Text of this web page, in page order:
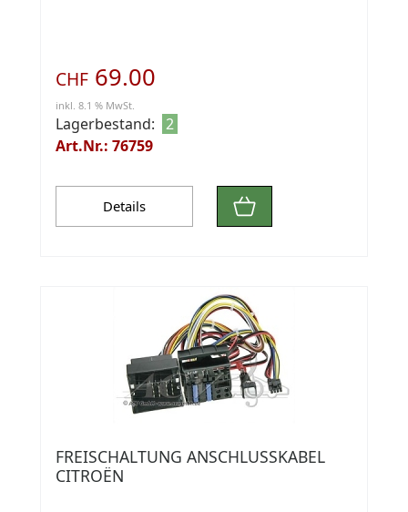
CHF 69.00
inkl. 8.1 % MwSt.
Lagerbestand: 2
Art.Nr.: 76759
Details
FREISCHALTUNG ANSCHLUSSKABEL
CITROËN